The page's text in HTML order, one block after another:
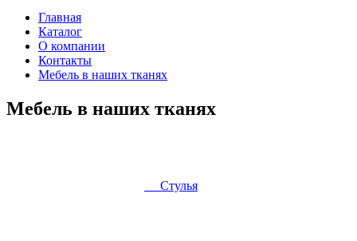
Главная
Каталог
О компании
Контакты
Мебель в наших тканях
Мебель в наших тканях
Стулья